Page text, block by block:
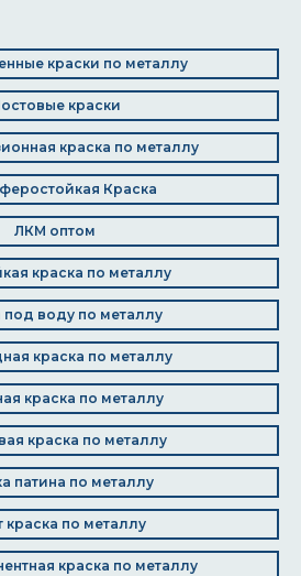
краски по металлу
краски
краска по металлу
Краска
ЛКМ оптом
краска по металлу
под воду по металлу
краска по металлу
краска по металлу
краска по металлу
патина по металлу
краска по металлу
краска по металлу